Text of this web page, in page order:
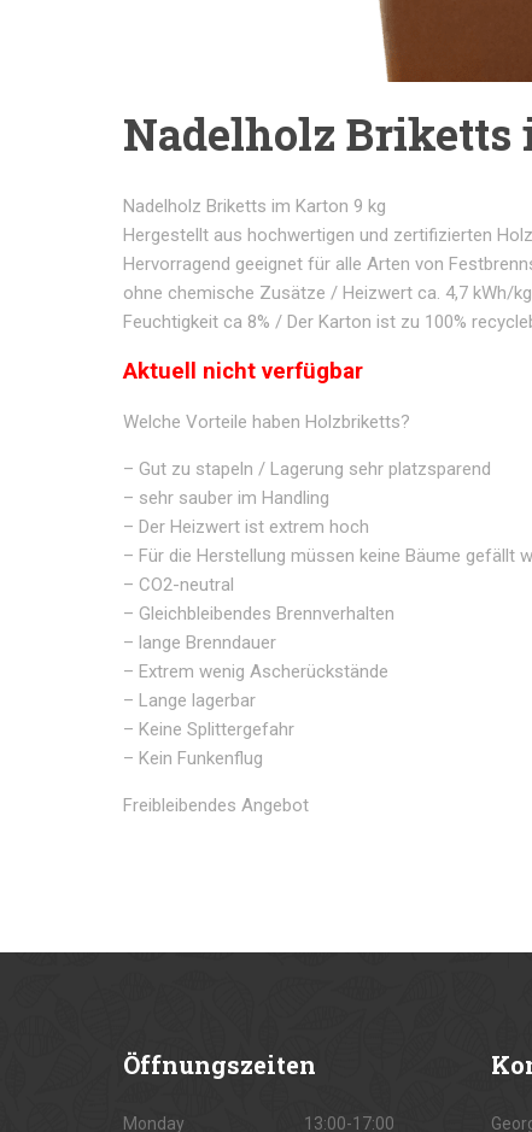
Nadelholz Briketts
Nadelholz Briketts im Karton 9 kg
Hergestellt aus hochwertigen und zertifizierten
Hervorragend geeignet für alle Arten von
ohne chemische Zusätze / Heizwert ca. 4,7 kWh/
Feuchtigkeit ca 8% / Der Karton ist zu 100%
Aktuell nicht verfügbar
Welche Vorteile haben Holzbriketts?
– Gut zu stapeln / Lagerung sehr platzsparend
– sehr sauber im Handling
– Der Heizwert ist extrem hoch
– Für die Herstellung müssen keine Bäume gefällt
– CO2-neutral
– Gleichbleibendes Brennverhalten
– lange Brenndauer
– Extrem wenig Ascherückstände
– Lange lagerbar
– Keine Splittergefahr
– Kein Funkenflug
Freibleibendes Angebot
Öffnungszeiten
Monday 13:00-17:00